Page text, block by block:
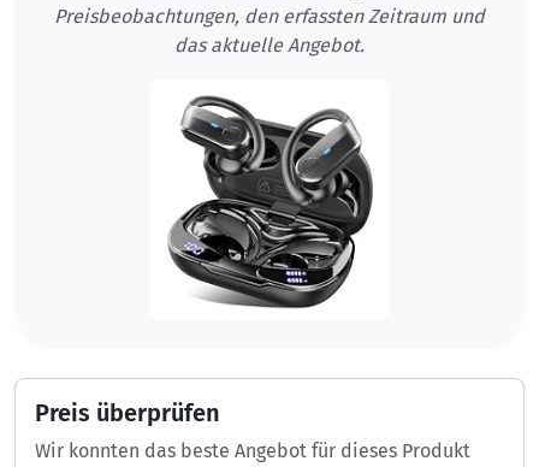
Preisbeobachtungen, den erfassten Zeitraum und
das aktuelle Angebot.
Preis überprüfen
Wir konnten das beste Angebot für dieses Produkt